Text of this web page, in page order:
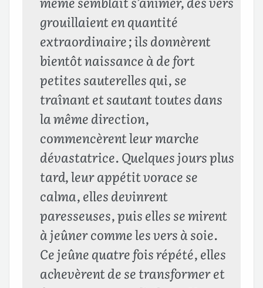
grouillaient en quantité
extraordinaire ; ils donnèrent
bientôt naissance à de fort
petites sauterelles qui, se
traînant et sautant toutes dans
la même direction,
commencèrent leur marche
dévastatrice. Quelques jours plus
tard, leur appétit vorace se
calma, elles devinrent
paresseuses, puis elles se mirent
à jeûner comme les vers à soie.
Ce jeûne quatre fois répété, elles
achevèrent de se transformer et